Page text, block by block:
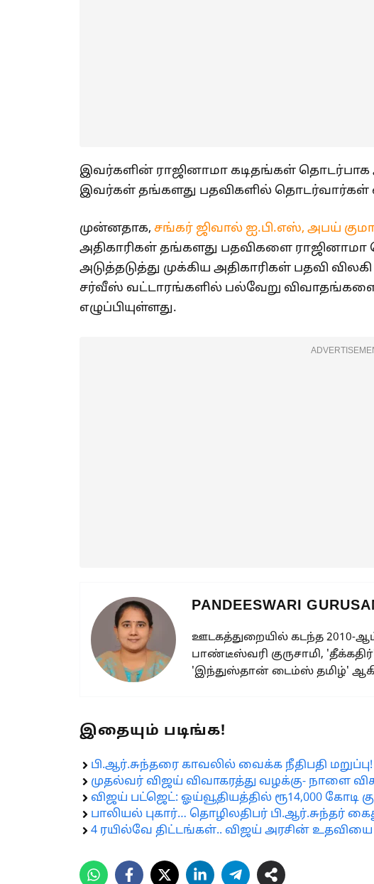
இவர்களின் ராஜினாமா கடிதங்கள் தொடர்பாக
இவர்கள் தங்களது பதவிகளில் தொடர்வார்கள்
முன்னதாக, சங்கர் ஜிவால் ஐ.பி.எஸ், அபய்
அதிகாரிகள் தங்களது பதவிகளை ராஜினாமா
அடுத்தடுத்து முக்கிய அதிகாரிகள் பதவி
சர்வீஸ் வட்டாரங்களில் பல்வேறு
எழுப்பியுள்ளது.
PANDEESWARI
ஊடகத்துறையில் கடந்த 2010-
பாண்டீஸ்வரி குருசாமி,
'இந்துஸ்தான் டைம்ஸ் தமிழ்'
இதையும் படிங்க!
பி.ஆர்.சுந்தரை காவலில் வைக்க நீதிபதி மறுப்பு!
முதல்வர் விஜய் விவாகரத்து வழக்கு- நாளை
விஜய் பட்ஜெட்: ஓய்வூதியத்தில் ரூ14,000 கோடி
பாலியல் புகார்… தொழிலதிபர் பி.ஆர்.சுந்தர்
4 ரயில்வே திட்டங்கள்.. விஜய் அரசின் உதவியை